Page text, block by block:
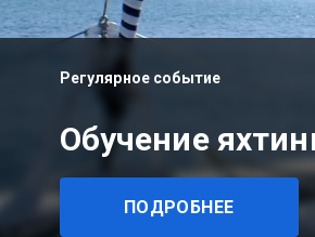
Регулярное событие
Обучение
ПОДРОБНЕЕ